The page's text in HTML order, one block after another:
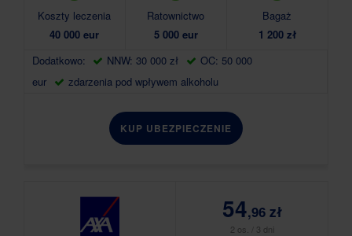
Koszty leczenia
40 000 eur
Ratownictwo
5 000 eur
Bagaż
1 200 zł
Dodatkowo:
NNW: 30 000 zł
OC: 50 000
eur
zdarzenia pod wpływem alkoholu
KUP UBEZPIECZENIE
54,96 zł
2 os. / 3 dni